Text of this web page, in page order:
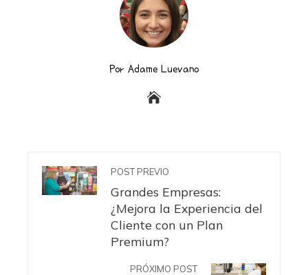
Por Adame Luevano
POST PREVIO
Grandes Empresas:
¿Mejora la Experiencia del
Cliente con un Plan
Premium?
PRÓXIMO POST